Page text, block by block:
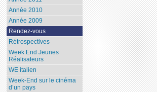
Année 2010
Année 2009
Rendez-vous
Rétrospectives
Week End Jeunes
Réalisateurs
WE italien
Week-End sur le cinéma
d’un pays